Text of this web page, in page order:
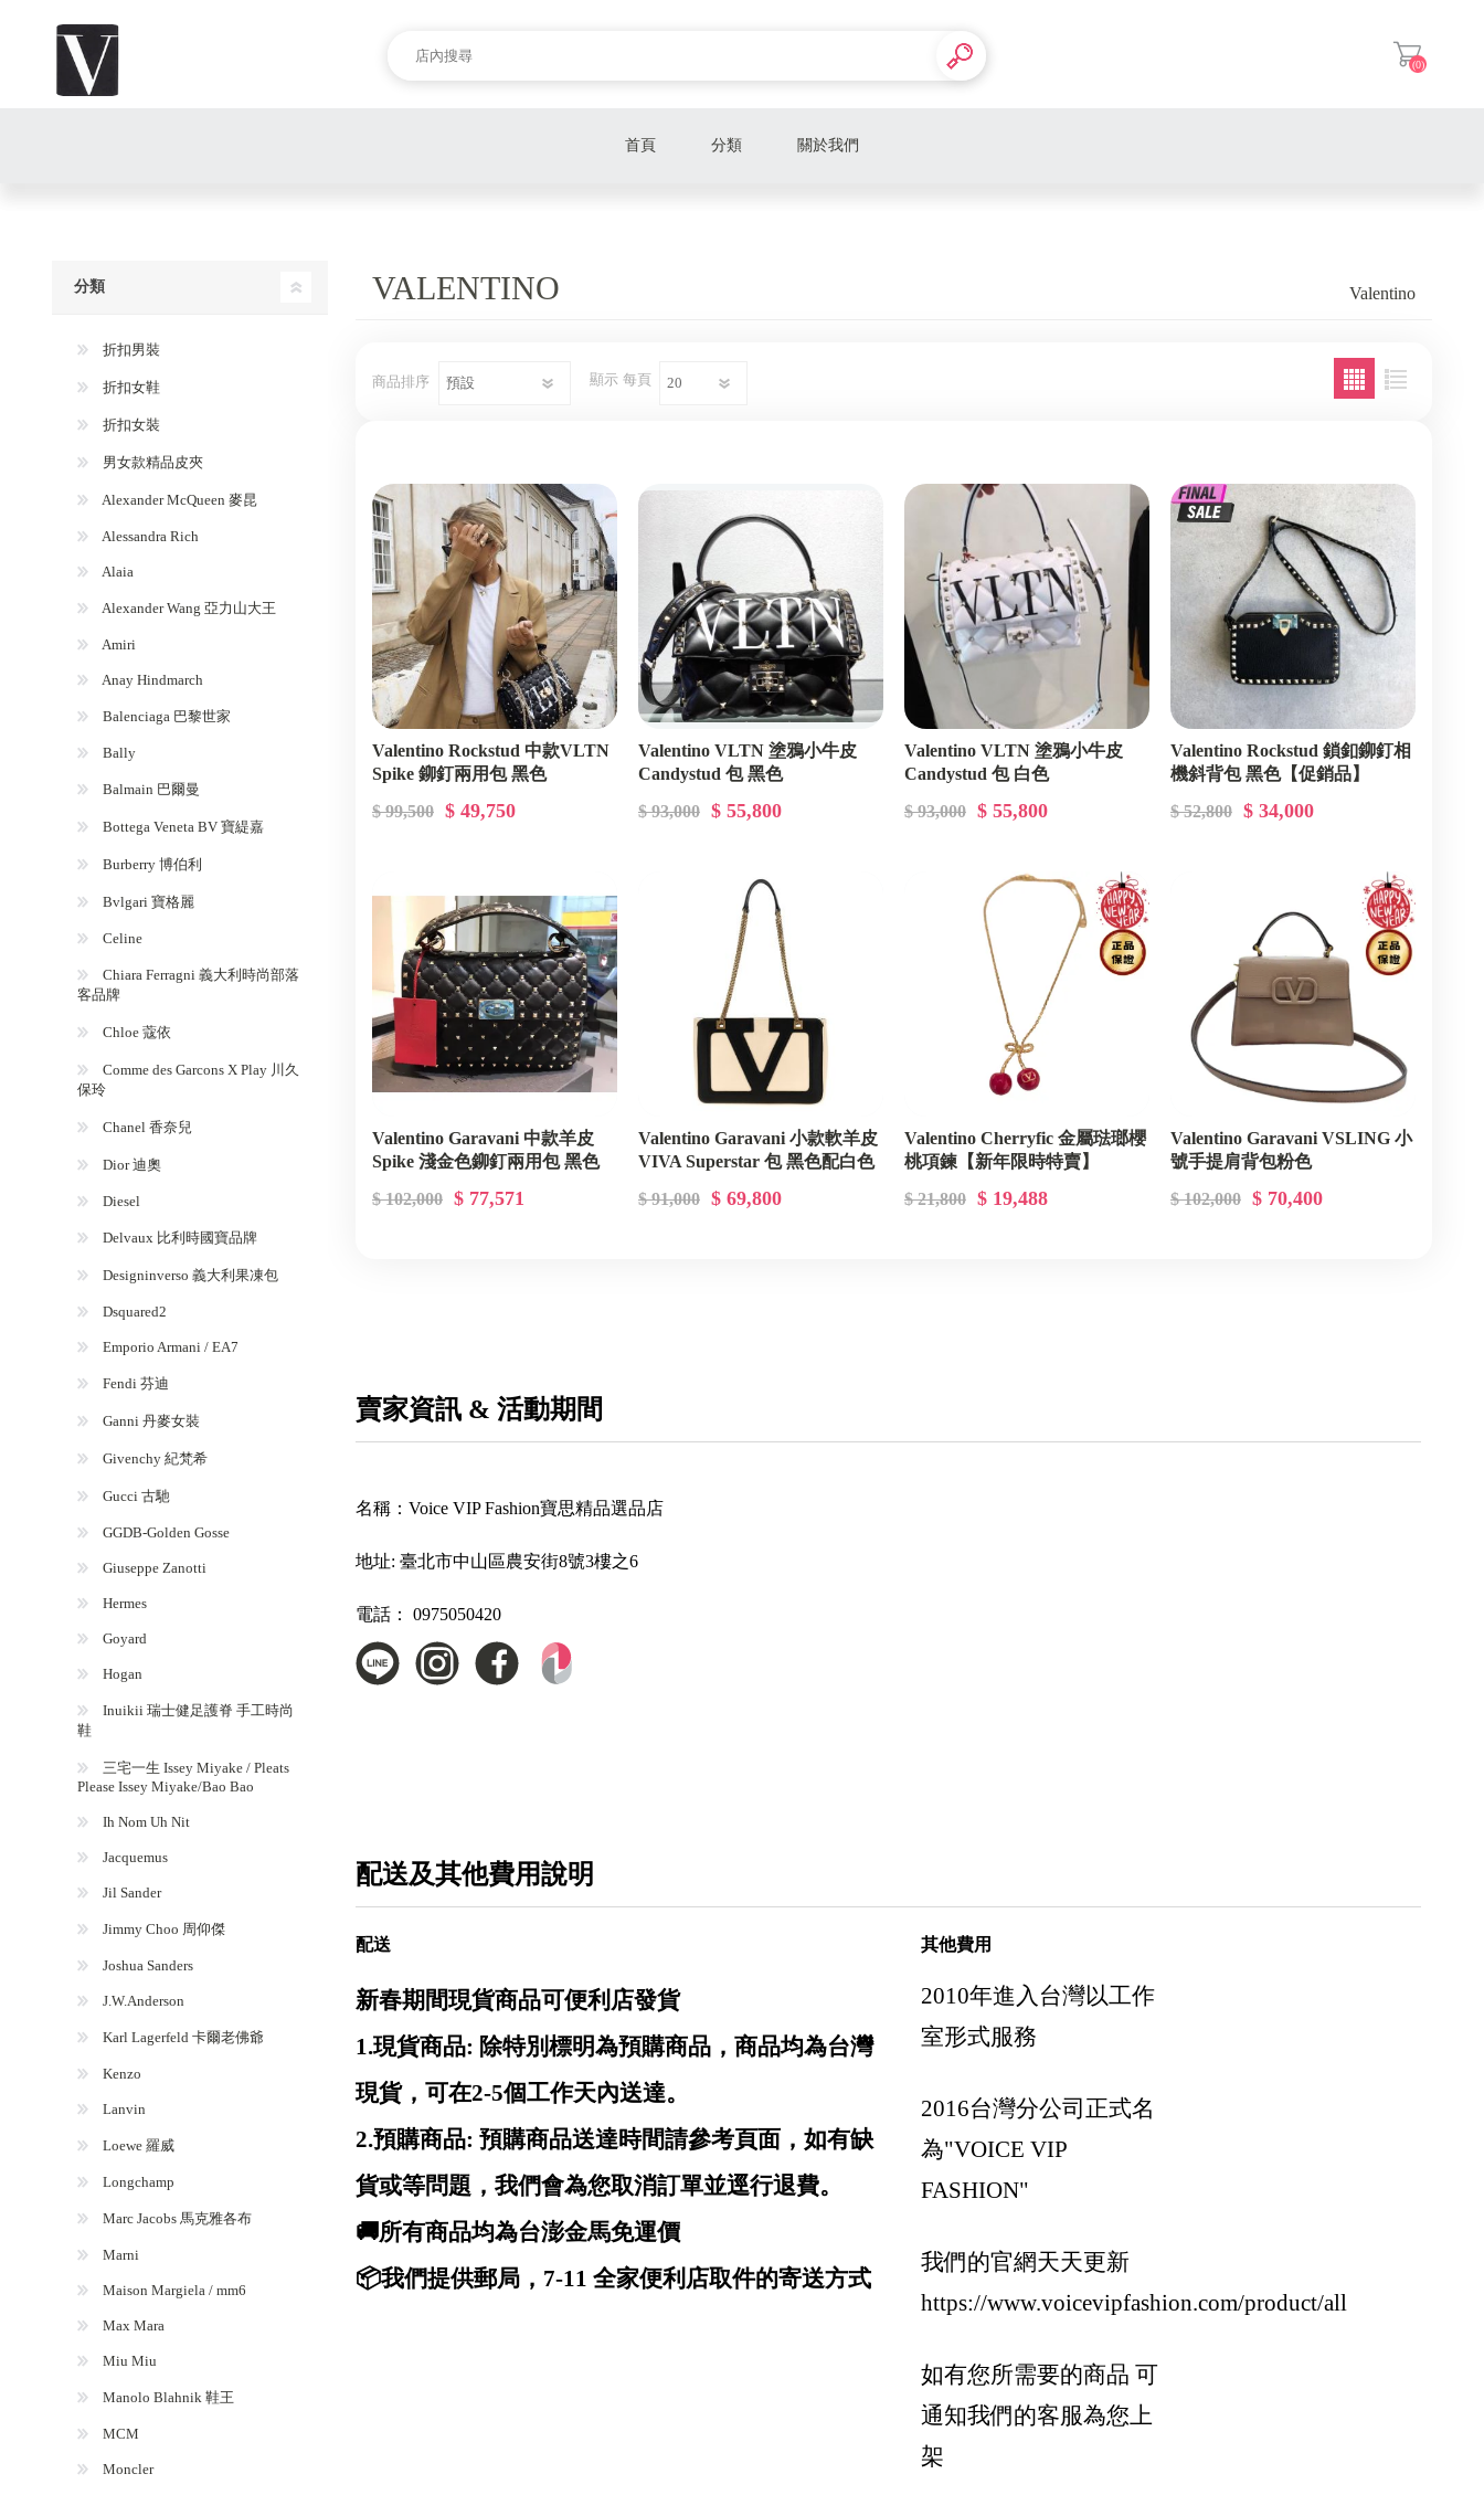
(0)
首頁 分類
Alexander Wang 亞力山大王
Anay Hindmarch
Balenciaga 巴黎世家
Bally
Balmain 巴爾曼
Bvlgari 寶格麗
Celine
Chiara Ferragni 義大利時尚部落客品牌
Chloe 蔻依
Comme des Garcons X Play 川久保玲
Chanel 香奈兒
Dior 迪奧
Ganni 丹麥女裝
Joshua Sanders
Karl Lagerfeld 卡爾老佛爺
Kenzo
關於我們
VALENTINO Valentino
商品排序 顯示 每頁
Valentino Rockstud 中款VLTN
Spike 鉚釘兩用包 黑色
$ 99,500 $ 49,750
Valentino VLTN 塗鴉小牛皮
Candystud 包 黑色
$ 93,000 $ 55,800
Valentino VLTN 塗鴉小牛皮
Candystud 包 白色
$ 93,000 $ 55,800
Valentino Rockstud 鎖釦鉚釘相
機斜背包 黑色【促銷品】
$ 52,800 $ 34,000
Valentino Garavani 中款羊皮
Spike 淺金色鉚釘兩用包 黑色
$ 102,000 $ 77,571
Valentino Garavani 小款軟羊皮
VIVA Superstar 包 黑色配白色
$ 91,000 $ 69,800
Valentino Cherryfic 金屬琺瑯櫻
桃項鍊【新年限時特賣】
$ 21,800 $ 19,488
Valentino Garavani VSLING 小
號手提肩背包粉色
$ 102,000 $ 70,400
賣家資訊 & 活動期間
名稱： Voice VIP Fashion寶思精品選品店
地址: 臺北市中山區農安街8號3樓之6
電話： 0975050420
配送及其他費用說明
配送
新春期間現貨商品可便利店發貨
1.現貨商品: 除特別標明為預購商品，商品均為台灣
現貨，可在2-5個工作天內送達。
2.預購商品: 預購商品送達時間請參考頁面，如有缺
貨或等問題，我們會為您取消訂單並逕行退費。
🚚所有商品均為台澎金馬免運價
📦我們提供郵局，7-11 全家便利店取件的寄送方式
其他費用
2010年進入台灣以工作
室形式服務
2016台灣分公司正式名
為"VOICE VIP
FASHION"
我們的官網天天更新
https://www.voicevipfashion.com/product/all
如有您所需要的商品 可
通知我們的客服為您上
架
分類
折扣男裝
折扣女鞋
折扣女裝
男女款精品皮夾
Alexander McQueen 麥昆
Alessandra Rich
Alaia
Alexander Wang 亞力山大王
Amiri
Anay Hindmarch
Balenciaga 巴黎世家
Bally
Balmain 巴爾曼
Bottega Veneta BV 寶緹嘉
Burberry 博伯利
Bvlgari 寶格麗
Celine
Chiara Ferragni 義大利時尚部落
客品牌
Chloe 蔻依
Comme des Garcons X Play 川久
保玲
Chanel 香奈兒
Dior 迪奧
Diesel
Delvaux 比利時國寶品牌
Designinverso 義大利果凍包
Dsquared2
Emporio Armani / EA7
Fendi 芬迪
Ganni 丹麥女裝
Givenchy 紀梵希
Gucci 古馳
GGDB-Golden Gosse
Giuseppe Zanotti
Hermes
Goyard
Hogan
Inuikii 瑞士健足護脊 手工時尚
鞋
三宅一生 Issey Miyake / Pleats
Please Issey Miyake/Bao Bao
Ih Nom Uh Nit
Jacquemus
Jil Sander
Jimmy Choo 周仰傑
Joshua Sanders
J.W.Anderson
Karl Lagerfeld 卡爾老佛爺
Kenzo
Lanvin
Loewe 羅威
Longchamp
Marc Jacobs 馬克雅各布
Marni
Maison Margiela / mm6
Max Mara
Miu Miu
Manolo Blahnik 鞋王
MCM
Moncler